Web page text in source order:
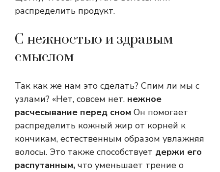
распределить продукт.
С нежностью и здравым
смыслом
Так как же нам это сделать? Спим ли мы с
узлами? «Нет, совсем нет. нежное
расчесывание перед сном Он помогает
распределить кожный жир от корней к
кончикам, естественным образом увлажняя
волосы. Это также способствует держи его
распутанным, что уменьшает трение о